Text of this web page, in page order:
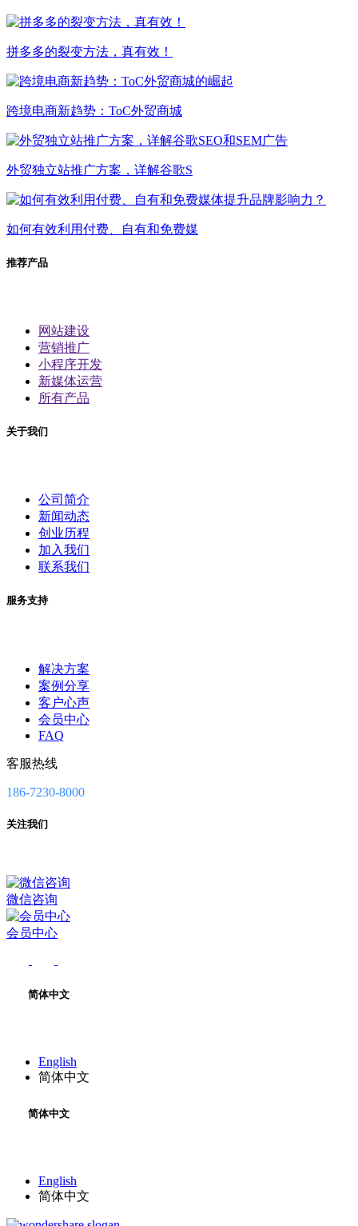
拼多多的裂变方法，真有效！
跨境电商新趋势：ToC外贸商城
外贸独立站推广方案，详解谷歌S
如何有效利用付费、自有和免费媒
推荐产品
网站建设
营销推广
小程序开发
新媒体运营
所有产品
关于我们
公司简介
新闻动态
创业历程
加入我们
联系我们
服务支持
解决方案
案例分享
客户心声
会员中心
FAQ
客服热线
186-7230-8000
关注我们
微信咨询
会员中心
简体中文
English
简体中文
简体中文
English
简体中文